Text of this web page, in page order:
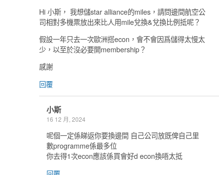
Hi 小斯， 我想儲star alliance的miles，請問邊間航空公
司相對多機票放出來比人用mile兌換&兌換比例抵呢？
假設一年只去一次歐洲搭econ，會不會因爲儲得太慢太
少，以至於沒必要開membership？
感謝
回覆
小斯
16 12 月, 2024
呢個一定係睇返你要換邊間 自己公司放既俾自己里
數programme係最多位
你去得1次econ應該係買會好d econ換唔太抵